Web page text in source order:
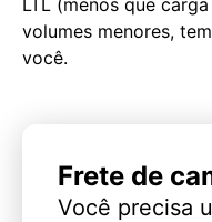
volumes menores,
você.
Frete de
Você precisa